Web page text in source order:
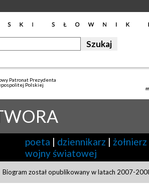
Patronat Prezydenta
Polskiej
poeta | dziennikarz |
wojny światowej
Biogram został opublikowany w latach 2007-